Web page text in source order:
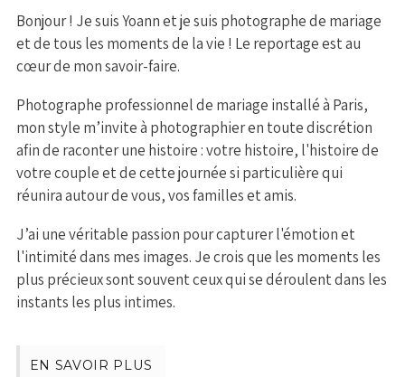
Bonjour ! Je suis Yoann et je suis photographe de mariage
et de tous les moments de la vie ! Le reportage est au
cœur de mon savoir-faire.
Photographe professionnel de mariage installé à Paris,
mon style m’invite à photographier en toute discrétion
afin de raconter une histoire : votre histoire, l'histoire de
votre couple et de cette journée si particulière qui
réunira autour de vous, vos familles et amis.
J’ai une véritable passion pour capturer l'émotion et
l'intimité dans mes images. Je crois que les moments les
plus précieux sont souvent ceux qui se déroulent dans les
instants les plus intimes.
EN SAVOIR PLUS